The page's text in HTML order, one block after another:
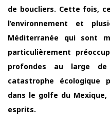
de boucliers. Cette fois,
l’environnement et
Méditerranée qui sont
particulièrement
profondes au large
catastrophe écologique
dans le golfe du
esprits.